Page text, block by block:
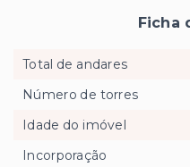
Ficha
Total de andares
Número de torres
Idade do imóvel
Incorporação